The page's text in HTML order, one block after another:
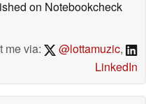
on Notebookcheck
me via:
@lottamuzic,
LinkedIn